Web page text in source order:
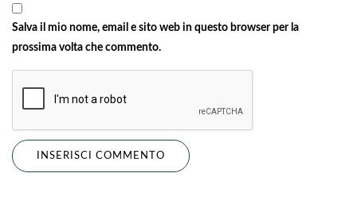
Salva il mio nome, email e sito web in questo browser per la
prossima volta che commento.